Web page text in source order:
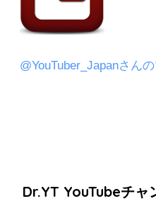
@YouTuber_Japanさん
Dr.YT YouTubeチャ